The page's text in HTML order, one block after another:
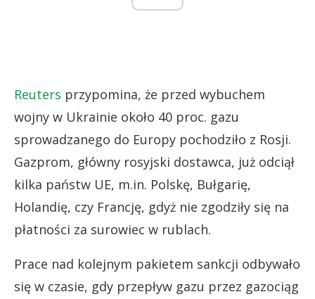
Reuters przypomina, że przed wybuchem
wojny w Ukrainie około 40 proc. gazu
sprowadzanego do Europy pochodziło z Rosji.
Gazprom, główny rosyjski dostawca, już odciął
kilka państw UE, m.in. Polskę, Bułgarię,
Holandię, czy Francję, gdyż nie zgodziły się na
płatności za surowiec w rublach.
Prace nad kolejnym pakietem sankcji odbywało
się w czasie, gdy przepływ gazu przez gazociąg